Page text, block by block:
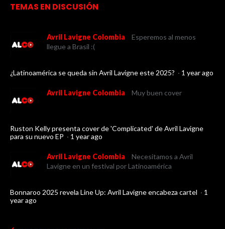
TEMAS EN DISCUSIÓN
Avril Lavigne Colombia
Esperemos al menos
llegue a Brasil :(
¿Latinoamérica se queda sin Avril Lavigne este 2025? · 1 year ago
Avril Lavigne Colombia Muy buen cover
Ruston Kelly presenta cover de 'Complicated' de Avril Lavigne
para su nuevo EP · 1 year ago
Avril Lavigne Colombia
Necesitamos a Avril
Lavigne en un festival por Latinoamérica
Bonnaroo 2025 revela Line Up: Avril Lavigne encabeza cartel · 1
year ago